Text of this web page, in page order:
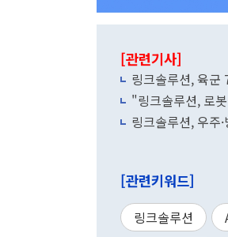
[관련기사]
링크솔루션, 육군
"링크솔루션, 로
링크솔루션, 우주
[관련키워드]
링크솔루션